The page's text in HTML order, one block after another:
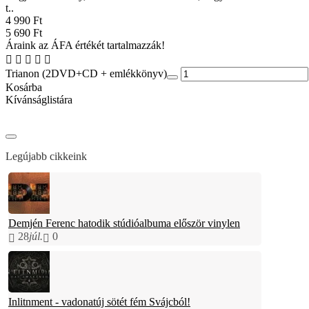
t..
4 990 Ft
5 690 Ft
Áraink az ÁFA értékét tartalmazzák!
Trianon (2DVD+CD + emlékkönyv)
Kosárba
Kívánságlistára
Legújabb cikkeink
Demjén Ferenc hatodik stúdióalbuma először vinylen
28júl. 0
Inlitnment - vadonatúj sötét fém Svájcból!